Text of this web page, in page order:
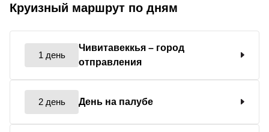
Круизный маршрут по дням
1 день
Чивитавеккья – город
отправления
2 день День на палубе